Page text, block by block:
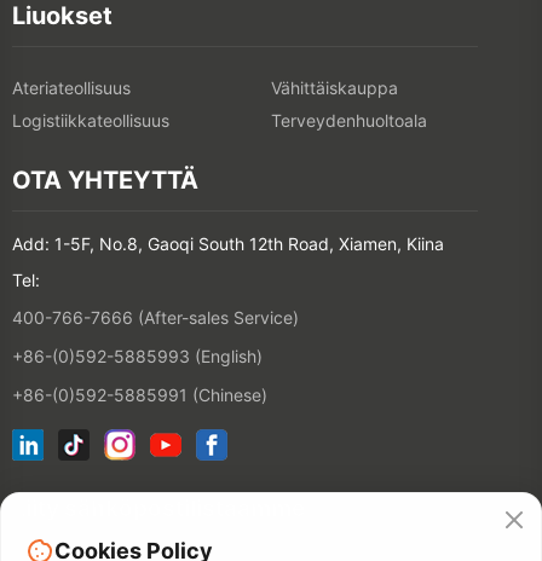
Liuokset
Ateriateollisuus
Vähittäiskauppa
Logistiikkateollisuus
Terveydenhuoltoala
OTA YHTEYTTÄ
Add: 1-5F, No.8, Gaoqi South 12th Road, Xiamen, Kiina
Tel:
400-766-7666 (After-sales Service)
+86-(0)592-5885993 (English)
+86-(0)592-5885991 (Chinese)
Cookies Policy